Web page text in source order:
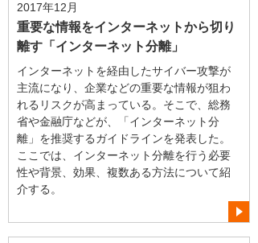
2017年12月
重要な情報をインターネットから切り
離す「インターネット分離」
インターネットを経由したサイバー攻撃が
主流になり、企業などの重要な情報が狙わ
れるリスクが高まっている。そこで、総務
省や金融庁などが、「インターネット分
離」を推奨するガイドラインを発表した。
ここでは、インターネット分離を行う必要
性や背景、効果、複数ある方法について紹
介する。